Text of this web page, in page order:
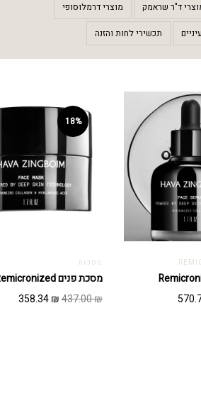
ד"ר שראמק מוצרי דרמלוסופי
תכשירי לחות והזנה
המחיר
18%
מסכות
מסכת פנים Remicronized
437.00₪
המחיר358.34₪
המחיר